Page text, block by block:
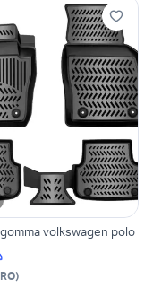
volkswagen polo
RO)